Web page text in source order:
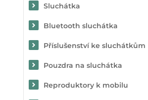
Sluchátka
Bluetooth sluchátka
Příslušenství ke sluchátkům
Pouzdra na sluchátka
Reproduktory k mobilu